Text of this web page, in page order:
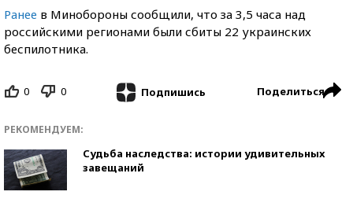
Ранее в Минобороны сообщили, что за 3,5 часа над
российскими регионами были сбиты 22 украинских
беспилотника.
0 0 Подпишись Поделиться
РЕКОМЕНДУЕМ:
Судьба наследства: истории удивительных
завещаний